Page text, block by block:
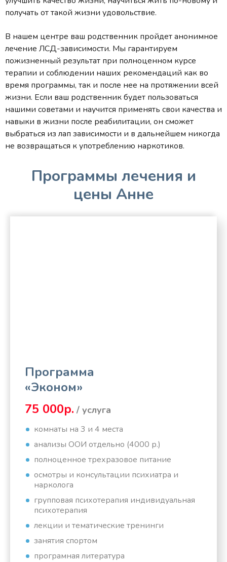
получать от такой жизни удовольствие.
В нашем центре ваш родственник пройдет анонимное
лечение ЛСД-зависимости. Мы гарантируем
пожизненный результат при полноценном курсе
терапии и соблюдении наших рекомендаций как во
время программы, так и после нее на протяжении всей
жизни. Если ваш родственник будет пользоваться
нашими советами и научится применять свои качества и
навыки в жизни после реабилитации, он сможет
выбраться из лап зависимости и в дальнейшем никогда
не возвращаться к употреблению наркотиков.
Программы лечения и
цены Анне
Программа
«Эконом»
75 000р. / услуга
комнаты на 3 и 4 места
анализы ООИ отдельно (4000 р.)
полноценное трехразовое питание
осмотры и консультации психиатра и
нарколога
групповая психотерапия индивидуальная
психотерапия
лекции и тематические тренинги
занятия спортом
програмная литература